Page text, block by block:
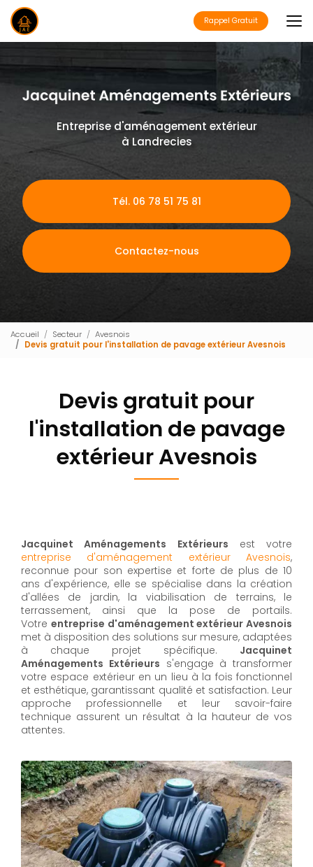
Aller
au
contenu
principal
Rappel Gratuit
Entreprise d'aménagement extérieur
à Landrecies
Tél. 06 78 51 75 81
Contactez-nous
Accueil Secteur
Avesnois
Devis gratuit pour l'installation de pavage extérieur Avesnois
Devis gratuit pour
l'installation de pavage
extérieur Avesnois
Jacquinet Aménagements Extérieurs est votre
entreprise d'aménagement extérieur Avesnois,
reconnue pour son expertise et forte de plus de 10
ans d'expérience, elle se spécialise dans la création
d'allées de jardin, la viabilisation de terrains, le
terrassement, ainsi que la pose de portails.
Votre entreprise d'aménagement extérieur Avesnois
met à disposition des solutions sur mesure, adaptées
à chaque projet spécifique. Jacquinet
Aménagements Extérieurs s'engage à transformer
votre espace extérieur en un lieu à la fois fonctionnel
et esthétique, garantissant qualité et satisfaction. Leur
approche professionnelle et leur savoir-faire
technique assurent un résultat à la hauteur de vos
attentes.